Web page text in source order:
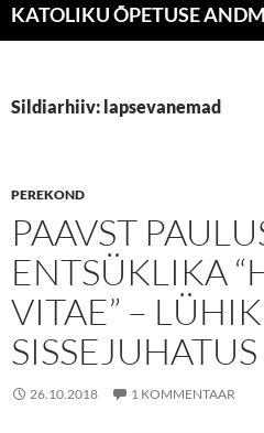
KATOLIKU ÕPETUSE
Sildiarhiiv: lapsevanemad
PEREKOND
PAAVST
ENTSÜKLIKA
VITAE” –
SISSEJUHATUS
26.10.2018 1 KOMMENTAAR